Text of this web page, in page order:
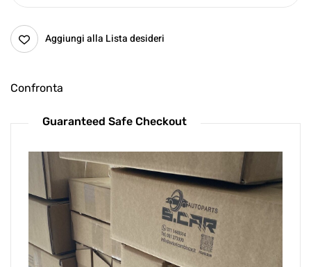
Aggiungi alla Lista desideri
Confronta
Guaranteed Safe Checkout